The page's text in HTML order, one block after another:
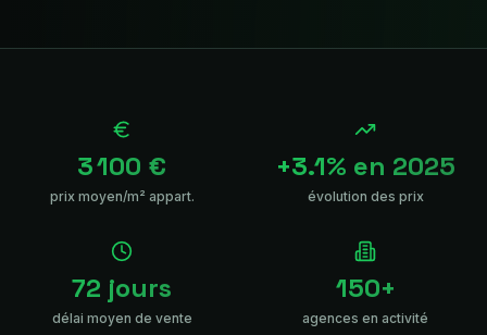
3 100 €
prix moyen/m² appart.
+3.1% en 2025
évolution des prix
72 jours
délai moyen de vente
150+
agences en activité